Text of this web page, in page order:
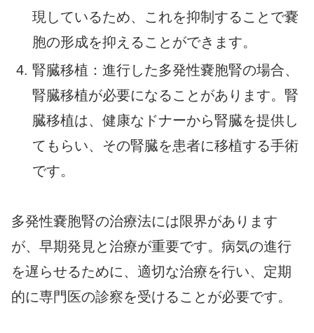
現しているため、これを抑制することで嚢
胞の形成を抑えることができます。
腎臓移植：進行した多発性嚢胞腎の場合、
腎臓移植が必要になることがあります。腎
臓移植は、健康なドナーから腎臓を提供し
てもらい、その腎臓を患者に移植する手術
です。
多発性嚢胞腎の治療法には限界があります
が、早期発見と治療が重要です。病気の進行
を遅らせるために、適切な治療を行い、定期
的に専門医の診察を受けることが必要です。